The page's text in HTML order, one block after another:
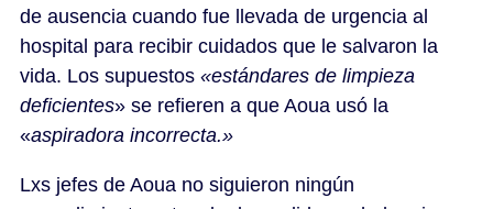
de ausencia cuando fue llevada de urgencia al
hospital para recibir cuidados que le salvaron la
vida. Los supuestos «estándares de limpieza
deficientes» se refieren a que Aoua usó la
«aspiradora incorrecta.»
Lxs jefes de Aoua no siguieron ningún